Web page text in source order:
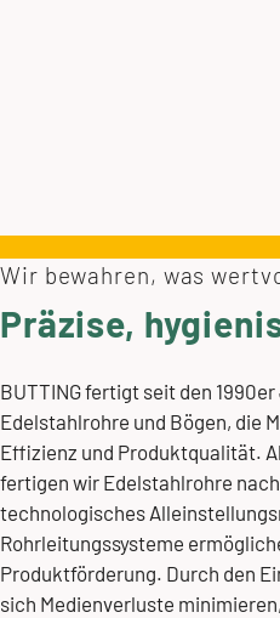
Wir bewahren, was
Präzise,
BUTTING fertigt seit den
Edelstahlrohre und Bögen, die
Effizienz und Produktqualität.
fertigen wir Edelstahlrohre nach
technologisches
Rohrleitungssysteme
Produktförderung. Durch den
sich Medienverluste